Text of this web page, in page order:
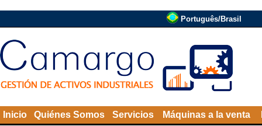
Português/Brasil
Inicio Quiénes Somos Servicios Máquinas a la venta